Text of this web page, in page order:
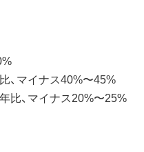
マイナス40%〜45%
、マイナス20%〜25%